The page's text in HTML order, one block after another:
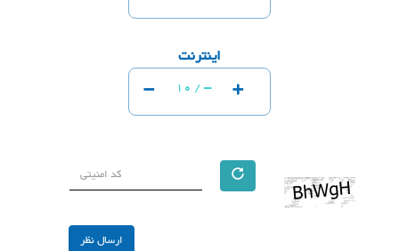
اینترنت
- 10 / - +